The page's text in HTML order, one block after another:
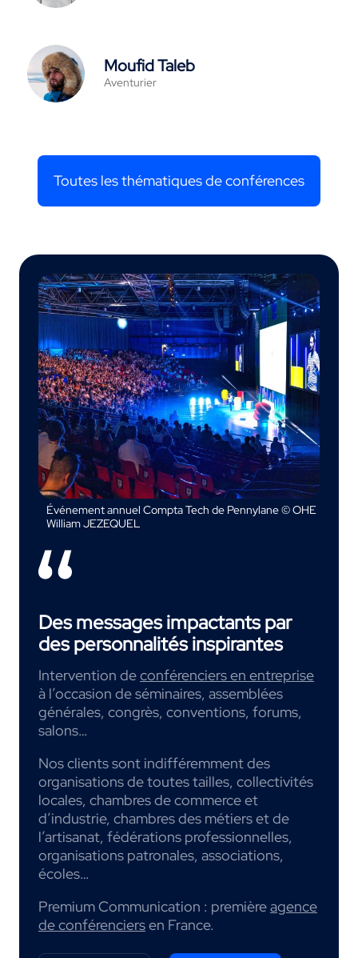
Moufid Taleb
Aventurier
Toutes les thématiques de conférences
Événement annuel Compta Tech de Pennylane © OHE
William JEZEQUEL
Des messages impactants par
des personnalités inspirantes
Intervention deconférenciers en entreprise
à l’occasion de séminaires, assemblées
générales, congrès, conventions, forums,
salons…
Nos clients sont indifféremment des
organisations de toutes tailles, collectivités
locales, chambres de commerce et
d’industrie, chambres des métiers et de
l’artisanat, fédérations professionnelles,
organisations patronales, associations,
écoles…
Premium Communication : premièreagence
de conférenciersen France.